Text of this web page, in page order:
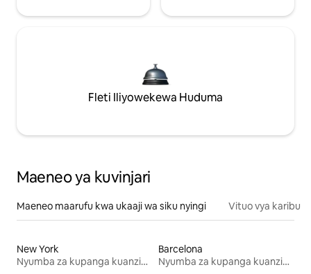
Fleti Iliyowekewa Huduma
Maeneo ya kuvinjari
Maeneo maarufu kwa ukaaji wa siku nyingi Vituo vya karibu
New York
Nyumba za kupanga kuanzia mwezi mmoja
Barcelona
Nyumba za kupanga kuanzia mwezi mmoja